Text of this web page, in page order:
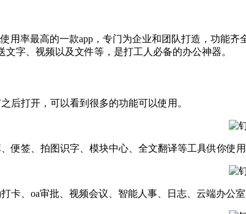
用率最高的一款app，专门为企业和团队打造，功能
文字、视频以及文件等，是打工人必备的办公神器。
后打开，可以看到很多的功能可以使用。
便签、拍图识字、模块中心、全文翻译等工具供你使用
卡、oa审批、视频会议、智能人事、日志、云端办